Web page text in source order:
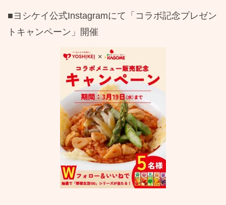
■ヨシケイ公式Instagramにて「コラボ記念プレゼン
トキャンペーン」開催